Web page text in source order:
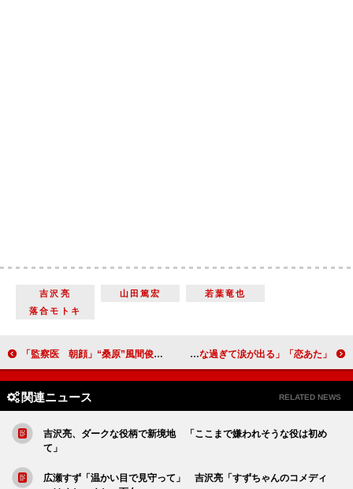
吉沢亮 山田篤宏
若葉竜也
落合モトキ
「監察医 朝顔」“桑原”風間俊介に殺人の疑惑が 「誰か桑原くんを助けて」 「恋あた」石橋静河が中村倫也との別れを決意 「切な過ぎて涙が出る」
関連ニュース RELATED NEWS
吉沢亮、ダークな役柄で新境地 「ここまで嫌われそうな役は初め
て」
広瀬すず「温かい目で見守って」 吉沢亮「すずちゃんのコメディ